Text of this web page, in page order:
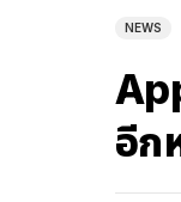
ล่าสุด
NEWS
อีก